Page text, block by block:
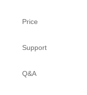
Price
Support
Q&A